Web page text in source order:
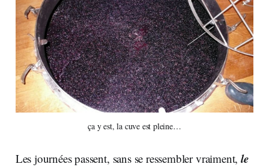
ça y est, la cuve est pleine…
Les journées passent, sans se ressembler vraiment,le